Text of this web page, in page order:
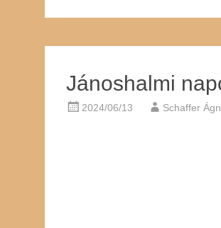
Jánoshalmi
2024/06/13 Schaffer